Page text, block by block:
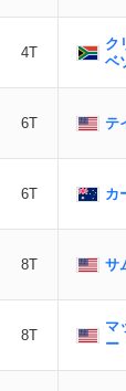
4T
ク
ベ
6T テ
6T カ
8T サ
8T
マ
ー